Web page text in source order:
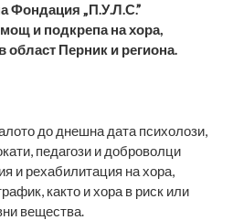
Фондация „П.У.Л.С.”
и подкрепа на хора,
област Перник и региона.
до днешна дата психолози,
педагози и доброволци
и рехабилитация на хора,
както и хора в риск или
вещества.